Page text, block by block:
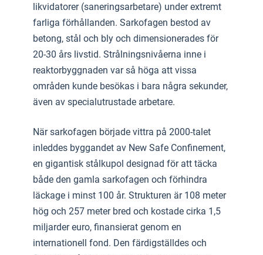
likvidatorer (saneringsarbetare) under extremt
farliga förhållanden. Sarkofagen bestod av
betong, stål och bly och dimensionerades för
20-30 års livstid. Strålningsnivåerna inne i
reaktorbyggnaden var så höga att vissa
områden kunde besökas i bara några sekunder,
även av specialutrustade arbetare.
När sarkofagen började vittra på 2000-talet
inleddes byggandet av New Safe Confinement,
en gigantisk stålkupol designad för att täcka
både den gamla sarkofagen och förhindra
läckage i minst 100 år. Strukturen är 108 meter
hög och 257 meter bred och kostade cirka 1,5
miljarder euro, finansierat genom en
internationell fond. Den färdigställdes och